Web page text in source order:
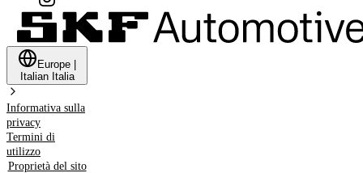
Europe
Italian Italia
Informativa sulla
privacy
Termini di
utilizzo
Proprietà del sito